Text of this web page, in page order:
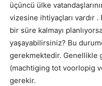
üçüncü ülke
vizesine ihtiyaçları vardır
bir süre kalmayı
yaşayabilirsiniz? Bu
gerekmektedir. Genellikle
(machtiging tot voorlopig
gerekir.